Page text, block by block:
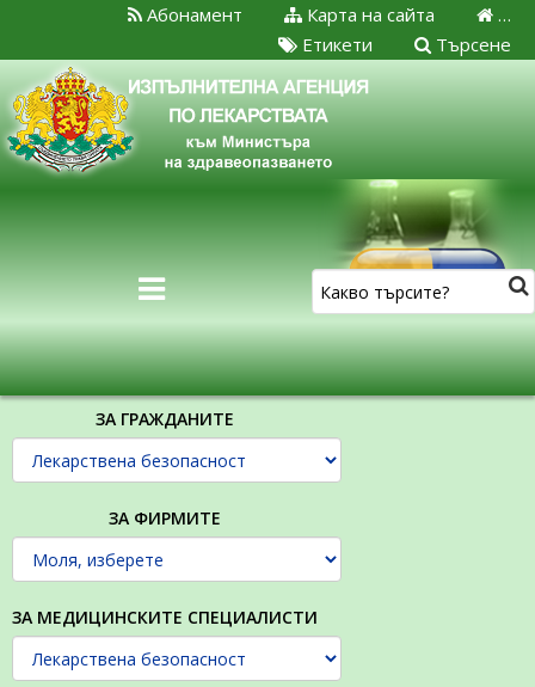
…
Карта на сайта
Абонамент
Търсене
Етикети
ЗА ГРАЖДАНИТЕ
ЗА ФИРМИТЕ
ЗА МЕДИЦИНСКИТЕ СПЕЦИАЛИСТИ